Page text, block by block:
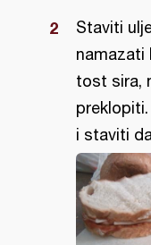
Staviti
namazati
tost sira,
i staviti